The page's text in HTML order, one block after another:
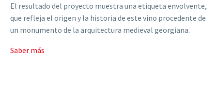
El resultado del proyecto muestra una etiqueta envolvente,
que refleja el origen y la historia de este vino procedente de
un monumento de la arquitectura medieval georgiana.
Saber más